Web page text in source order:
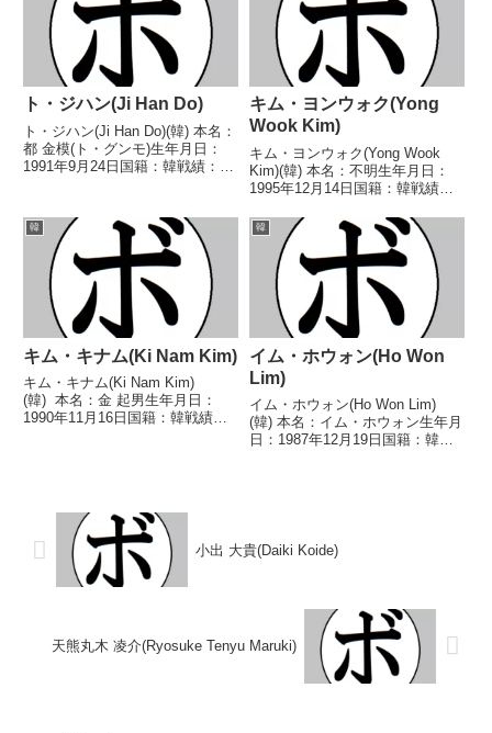
○4R判定 3-0(...
ンジェ(韓)2023/09...
ト・ジハン(Ji Han Do)
ト・ジハン(Ji Han Do)(韓) 本名：
都 金模(ト・グンモ)生年月日：
1991年9月24日国籍：韓戦績：1
定 0-3(36-40、37-39、37-39) ペ
ッチダ...
キム・ヨンウォク(Yong
Wook Kim)
キム・ヨンウォク(Yong Wook
Kim)(韓) 本名：不明生年月日：
1995年12月14日国籍：韓戦績：9
韓国スーパーウェルター級王座韓
国ライトヘビー級王座 【戦歴】
2022/06/25 ○2RT...
韓
キム・キナム(Ki Nam Kim)
キム・キナム(Ki Nam Kim)
(韓) 本名：金 起男生年月日：
1990年11月16日国籍：韓戦績：
韓
イム・ホウォン(Ho Won
Lim)
イム・ホウォン(Ho Won Lim)
(韓) 本名：イム・ホウォン生年月
日：1987年12月19日国籍：韓戦
小出 大貴(Daiki Koide)
天熊丸木 凌介(Ryosuke Tenyu Maruki)